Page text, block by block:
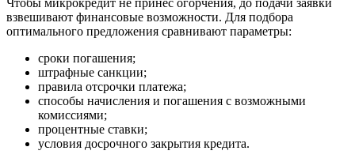
взвешивают финансовые возможности. Для подбора
оптимального предложения сравнивают параметры:
сроки погашения;
штрафные санкции;
правила отсрочки платежа;
способы начисления и погашения с возможными
комиссиями;
процентные ставки;
условия досрочного закрытия кредита.